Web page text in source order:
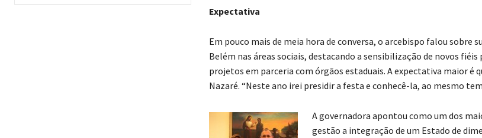
Expectativa
Em pouco mais de meia hora de conversa, o arcebispo falou sobre
Belém nas áreas sociais, destacando a sensibilização de novos fiéis
projetos em parceria com órgãos estaduais. A expectativa maior é
Nazaré. “Neste ano irei presidir a festa e conhecê-la, ao mesmo
A governadora apontou como um dos
gestão a integração de um Estado de